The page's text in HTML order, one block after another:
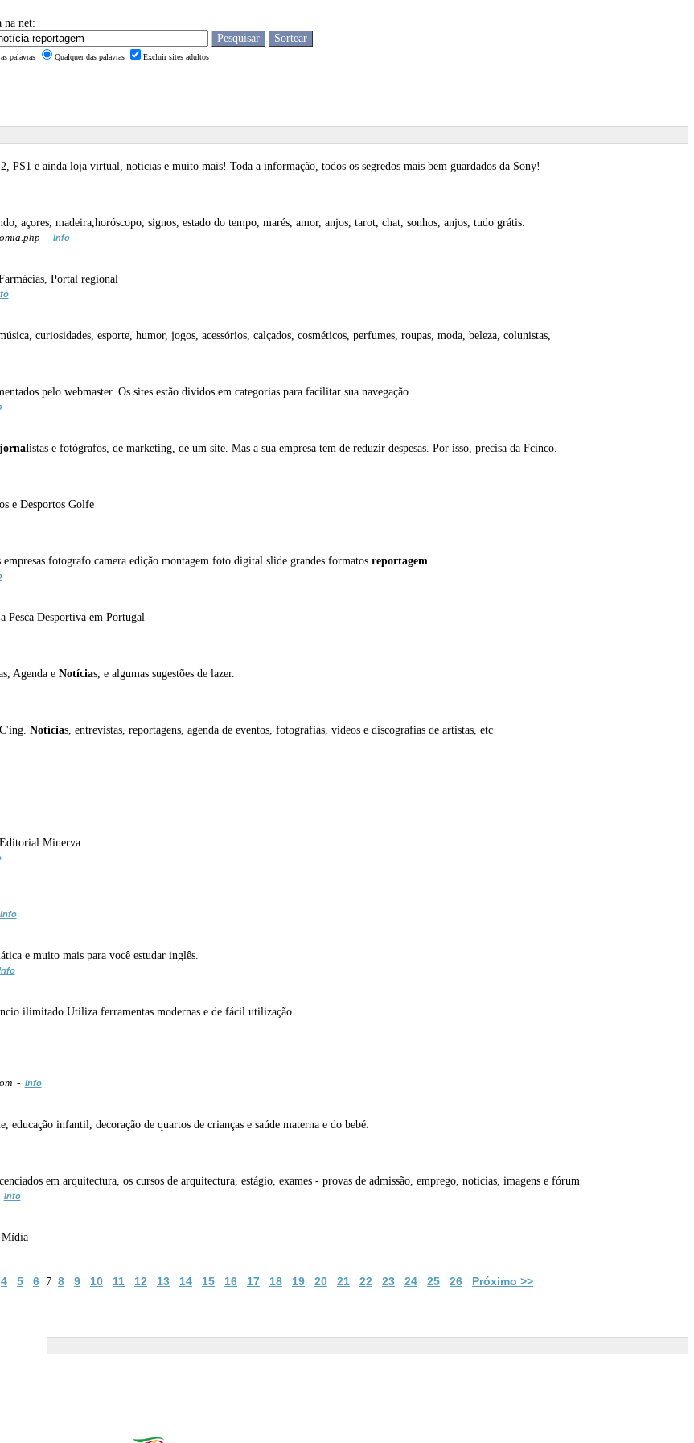
na net:
palavras Qualquer das palavras Excluir sites adultos
PS1 e ainda loja virtual, noticias e muito mais! Toda a informação, todos os segredos mais bem guardados da Sony!
açores, madeira,horóscopo, signos, estado do tempo, marés, amor, anjos, tarot, chat, sonhos, anjos, tudo grátis.
- Info
Portal regional
curiosidades, esporte, humor, jogos, acessórios, calçados, cosméticos, perfumes, roupas, moda, beleza, colunistas,
pelo webmaster. Os sites estão dividos em categorias para facilitar sua navegação.
jornal istas e fotógrafos, de marketing, de um site. Mas a sua empresa tem de reduzir despesas. Por isso, precisa da Fcinco.
e Desportos Golfe
fotografo camera edição montagem foto digital slide grandes formatos reportagem
Pesca Desportiva em Portugal
Agenda e Notícias, e algumas sugestões de lazer.
Notícias, entrevistas, reportagens, agenda de eventos, fotografias, videos e discografias de artistas, etc
Minerva
Info
e muito mais para você estudar inglês.
ilimitado.Utiliza ferramentas modernas e de fácil utilização.
- Info
educação infantil, decoração de quartos de crianças e saúde materna e do bebé.
em arquitectura, os cursos de arquitectura, estágio, exames - provas de admissão, emprego, noticias, imagens e fórum
Info
Mídia
4 5 6 7 8 9 10 11 12 13 14 15 16 17 18 19 20 21 22 23 24 25 26 Próximo >>